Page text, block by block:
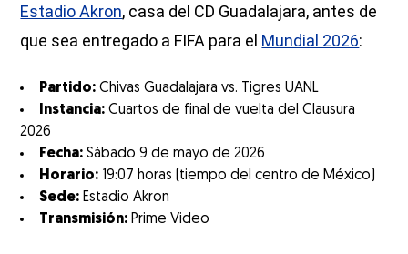
Estadio Akron, casa del CD Guadalajara, antes de
que sea entregado a FIFA para el Mundial 2026:
Partido: Chivas Guadalajara vs. Tigres UANL
Instancia: Cuartos de final de vuelta del Clausura
2026
Fecha: Sábado 9 de mayo de 2026
Horario: 19:07 horas (tiempo del centro de México)
Sede: Estadio Akron
Transmisión: Prime Video